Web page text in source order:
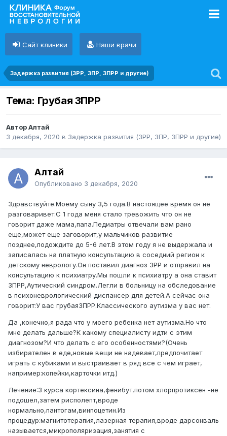
Сайт клиники Наши врачи
Задержка развития (ЗРР, ЗПР, ЗПРР и другие)
Тема: Грубая ЗПРР
Автор Алтай
3 декабря, 2020 в Задержка развития (ЗРР, ЗПР, ЗПРР и другие)
Алтай
Опубликовано 3 декабря, 2020
Здравствуйте.Моему сыну 3,5 года.В настоящее время он не
разговаривет.С 1 года меня стало тревожить что он не
говорит даже мама,папа.Педиатры отвечали вам рано
еще,может еще заговорит,у мальчиков развитие
позднее,подождите до 5-6 лет.В этом году я не выдержала и
записалась на платную консультацию в соседний регион к
детскому неврологу.Он поставил диагноз ЗРР и отправил на
консультацию к психиатру.Мы пошли к психиатру а она ставит
ЗПРР,Аутический синдром.Легли в больницу на обследование
в психоневрологический диспансер для детей.А сейчас она
говорит:У вас грубаяЗПРР.Классического аутизма у вас нет.
Да ,конечно,я рада что у моего ребенка нет аутизма.Но что
мне делать дальше?К какому специалисту идти с этим
диагнозом?И что делать с его особенностями?(Очень
избирателен в еде,новые вещи не надевает,предпочитает
играть с кубиками и выстраивает в ряд все с чем играет,
например:копейки,карточки итд.)
Лечение:3 курса кортексина,фенибут,потом хлорпротиксен -не
подошел,затем рисполепт,вроде
нормально,пантогам,винпоцетин.Из
процедур:магнитотерапия,лазерная терапия,вроде дарсонваль
называется,микрополяризация,занятия с